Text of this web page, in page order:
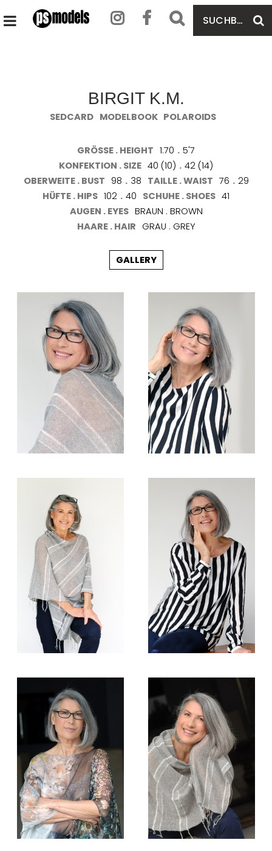
SUCHBEGRIFF
EINGEBEN
HAUPTMENÜ
BIRGIT K.M.
SEDCARD MODELBOOK POLAROIDS
GRÖSSE . HEIGHT 1.70 . 5'7
KONFEKTION . SIZE 40 (10) . 42 (14)
OBERWEITE . BUST 98 . 38 TAILLE . WAIST 76 . 29
HÜFTE . HIPS 102 . 40 SCHUHE . SHOES 41
AUGEN . EYES BRAUN . BROWN
HAARE . HAIR GRAU . GREY
GALLERY